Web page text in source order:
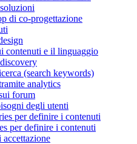
di co-progettazione
contenuti e il linguaggio
(search keywords)
analytics
forum
degli utenti
per definire i contenuti
per definire i contenuti